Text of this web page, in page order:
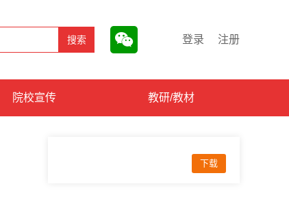
登录 注册
院校宣传 教研/教材
下载